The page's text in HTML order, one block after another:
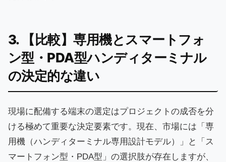
3. 【比較】専用機とスマートフォ
ン型・PDA型ハンディターミナル
の決定的な違い
現場に配備する端末の選定はプロジェクトの成否を分
ける極めて重要な決定要素です。現在、市場には「専
用機（ハンディターミナル専用設計モデル）」と「ス
マートフォン型・PDA型」の選択肢が存在しますが、